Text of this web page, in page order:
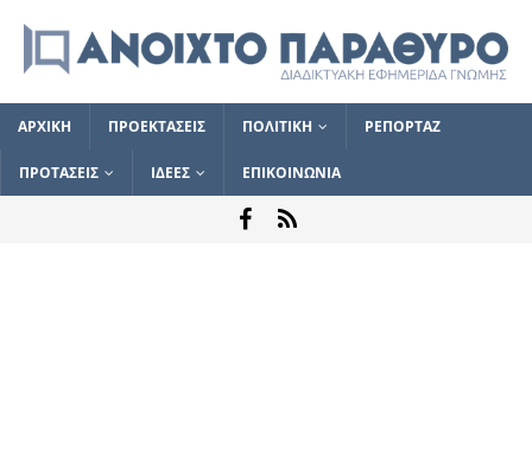
ΑΡΧΙΚΗ ΠΡΟΕΚΤΑΣΕΙΣ ΠΟΛΙΤΙΚΗ ΡΕΠΟΡΤΑΖ
ΠΡΟΤΑΣΕΙΣ ΙΔΕΕΣ ΕΠΙΚΟΙΝΩΝΙΑ